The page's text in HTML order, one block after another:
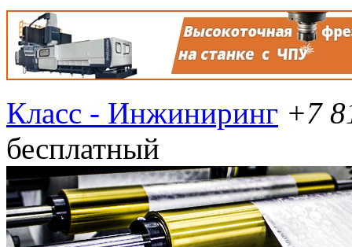
Класс - Инжиниринг +7
бесплатный